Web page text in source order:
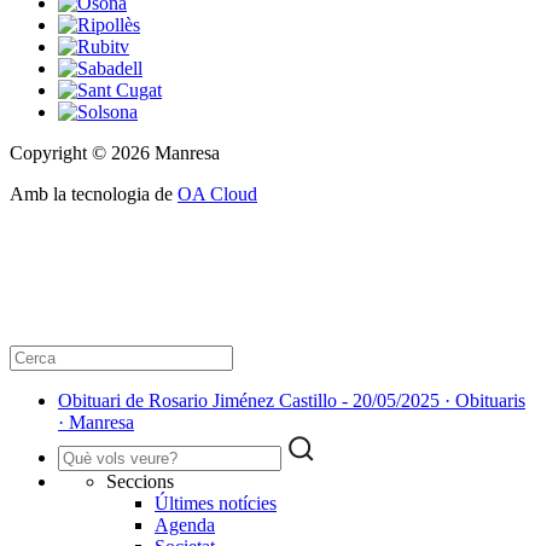
Copyright © 2026 Manresa
Amb la tecnologia de OA Cloud
Obituari de Rosario Jiménez Castillo - 20/05/2025 · Obituaris
· Manresa
Seccions
Últimes notícies
Agenda